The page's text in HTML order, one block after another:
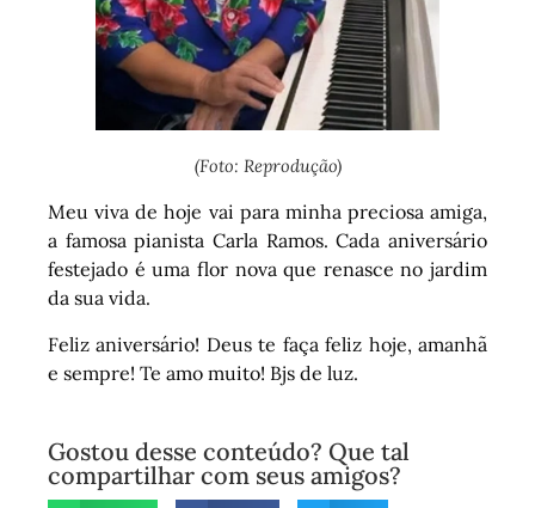
(Foto: Reprodução)
Meu viva de hoje vai para minha preciosa amiga,
a famosa pianista Carla Ramos. Cada aniversário
festejado é uma flor nova que renasce no jardim
da sua vida.
Feliz aniversário! Deus te faça feliz hoje, amanhã
e sempre! Te amo muito! Bjs de luz.
Gostou desse conteúdo? Que tal
compartilhar com seus amigos?